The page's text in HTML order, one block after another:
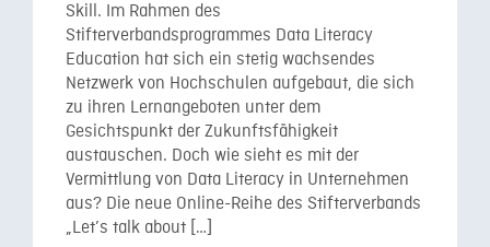
Skill. Im Rahmen des
Stifterverbandsprogrammes Data Literacy
Education hat sich ein stetig wachsendes
Netzwerk von Hochschulen aufgebaut, die sich
zu ihren Lernangeboten unter dem
Gesichtspunkt der Zukunftsfähigkeit
austauschen. Doch wie sieht es mit der
Vermittlung von Data Literacy in Unternehmen
aus? Die neue Online-Reihe des Stifterverbands
„Let’s talk about […]